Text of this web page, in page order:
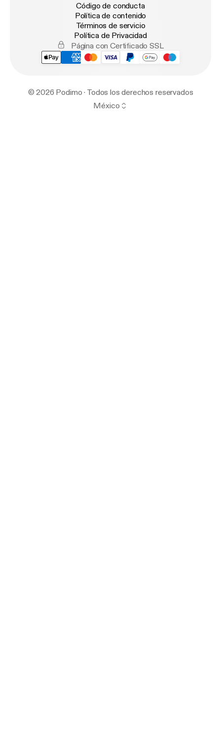
Código de conducta
Política de contenido
Términos de servicio
Política de Privacidad
Página con Certificado SSL
© 2026 Podimo · Todos los derechos reservados
México